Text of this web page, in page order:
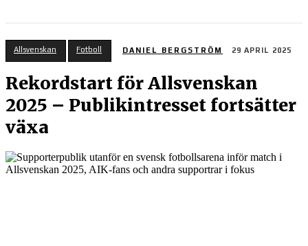
Allsvenskan Fotboll DANIEL BERGSTRÖM 29 APRIL 2025
Rekordstart för Allsvenskan
2025 – Publikintresset fortsätter
växa